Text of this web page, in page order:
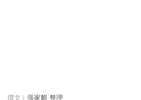
張家麒 整理